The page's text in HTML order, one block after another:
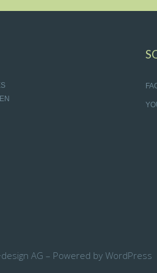
AG – Powered by WordPress